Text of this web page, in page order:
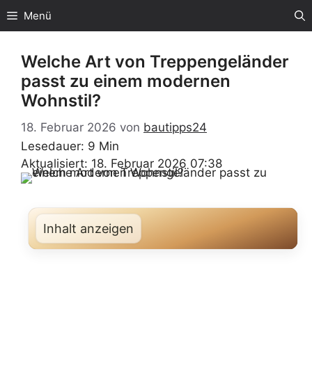
Menü
Welche Art von Treppengeländer
passt zu einem modernen
Wohnstil?
18. Februar 2026 von bautipps24
Lesedauer: 9 Min
Aktualisiert: 18. Februar 2026 07:38
Inhalt anzeigen